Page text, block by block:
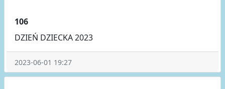
106
DZIEŃ DZIECKA 2023
2023-06-01 19:27